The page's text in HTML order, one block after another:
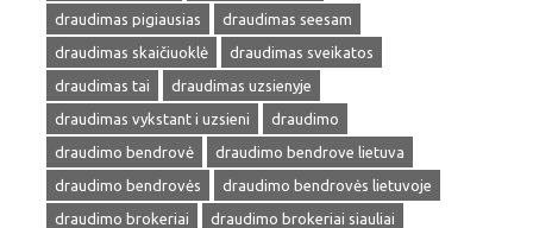
draudimas pigiausias
draudimas seesam
draudimas skaičiuoklė
draudimas sveikatos
draudimas tai
draudimas uzsienyje
draudimas vykstant i uzsieni
draudimo
draudimo bendrovė
draudimo bendrove lietuva
draudimo bendrovės
draudimo bendrovės lietuvoje
draudimo brokeriai
draudimo brokeriai siauliai